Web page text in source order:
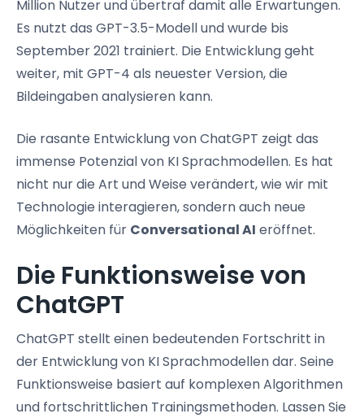
Million Nutzer und übertraf damit alle Erwartungen.
Es nutzt das GPT-3.5-Modell und wurde bis
September 2021 trainiert. Die Entwicklung geht
weiter, mit GPT-4 als neuester Version, die
Bildeingaben analysieren kann.
Die rasante Entwicklung von ChatGPT zeigt das
immense Potenzial von KI Sprachmodellen. Es hat
nicht nur die Art und Weise verändert, wie wir mit
Technologie interagieren, sondern auch neue
Möglichkeiten für Conversational AI eröffnet.
Die Funktionsweise von
ChatGPT
ChatGPT stellt einen bedeutenden Fortschritt in
der Entwicklung von KI Sprachmodellen dar. Seine
Funktionsweise basiert auf komplexen Algorithmen
und fortschrittlichen Trainingsmethoden. Lassen Sie